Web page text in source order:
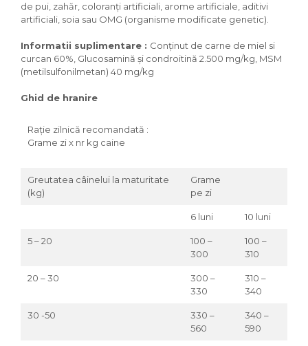
de pui, zahăr, coloranţi artificiali, arome artificiale, aditivi
artificiali, soia sau OMG (organisme modificate genetic).
Informatii suplimentare : Conţinut de carne de miel si
curcan 60%, Glucosamină şi condroitină 2.500 mg/kg, MSM
(metilsulfonilmetan) 40 mg/kg
Ghid de hranire
Raţie zilnică recomandată :
Grame zi x nr kg caine
Greutatea câinelui la maturitate
(kg)
Grame
pe zi
6 luni 10 luni
5 – 20
100 –
300
100 –
310
20 – 30
300 –
330
310 –
340
30 -50
330 –
560
340 –
590